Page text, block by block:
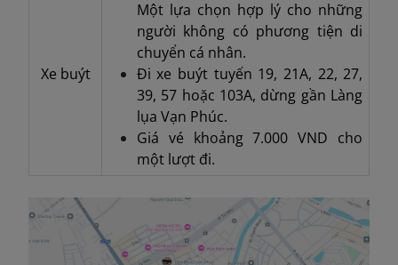
Xe buýt
Một lựa chọn hợp lý cho những
người không có phương tiện di
chuyển cá nhân.
Đi xe buýt tuyến 19, 21A, 22, 27,
39, 57 hoặc 103A, dừng gần Làng
lụa Vạn Phúc.
Giá vé khoảng 7.000 VND cho
một lượt đi.